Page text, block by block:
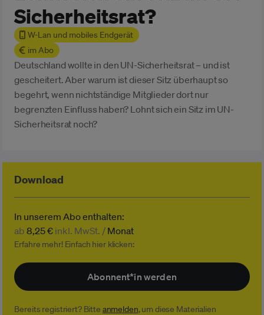
Sicherheitsrat?
W-Lan und mobiles Endgerät
im Abo
Deutschland wollte in den UN-Sicherheitsrat – und ist
gescheitert. Aber warum ist dieser Sitz überhaupt so
begehrt, wenn nichtständige Mitglieder dort nur
begrenzten Einfluss haben? Lohnt sich ein Sitz im UN-
Sicherheitsrat noch?
Download
In unserem Abo enthalten:
ab8,25 € inkl. MwSt. / Monat
Erfahre mehr! Einfach hier klicken:
Abonnent*in werden
Bereits registriert? Bitte anmelden, um diese Materialien